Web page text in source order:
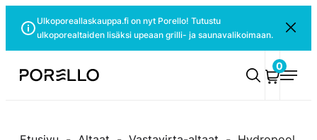
suoraan
Ulkoporeallaskauppa.fi on nyt Porello! Tutustu
ulkoporealtaiden lisäksi upeaan grilli- ja saunavalikoimaan.
Sulje
Porello
0